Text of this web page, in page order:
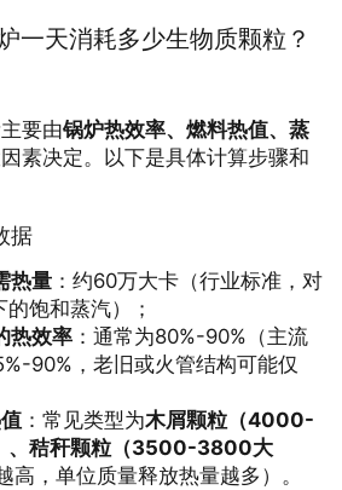
一天消耗多少生物质颗粒？
要由锅炉热效率、燃料热值、蒸
素决定。以下是具体计算步骤和
据
热量 ：约60万大卡（行业标准，对
饱和蒸汽）；
热效率 ：通常为80%-90%（主流
90%，老旧或火管结构可能仅
：常见类型为木屑颗粒（4000-
秸秆颗粒（3500-3800大
高，单位质量释放热量越多）。